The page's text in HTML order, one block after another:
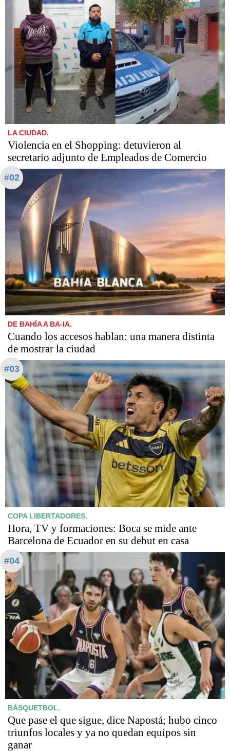
LA CIUDAD.
Violencia en el Shopping: detuvieron al
secretario adjunto de Empleados de Comercio
#02
DE BAHÍA A BA-IA.
Cuando los accesos hablan: una manera distinta
de mostrar la ciudad
#03
COPA LIBERTADORES.
Hora, TV y formaciones: Boca se mide ante
Barcelona de Ecuador en su debut en casa
#04
BÁSQUETBOL.
Que pase el que sigue, dice Napostá; hubo cinco
triunfos locales y ya no quedan equipos sin
ganar